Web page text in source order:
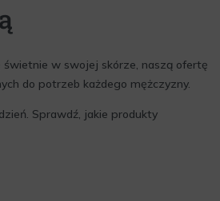
świetnie w swojej skórze, naszą ofertę
do potrzeb każdego mężczyzny.
Sprawdź, jakie produkty